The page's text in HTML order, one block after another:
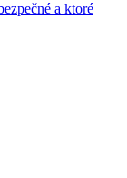
a ktoré